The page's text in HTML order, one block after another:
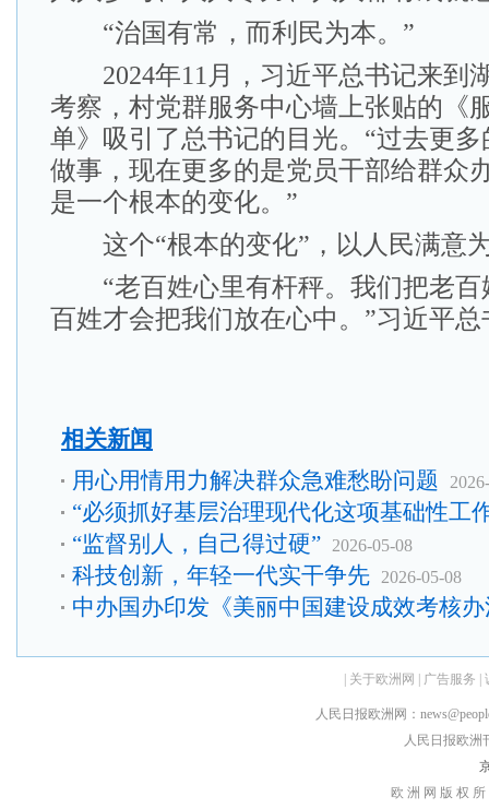
“治国有常，而利民为本。”
2024年11月，习近平总书记来到
考察，村党群服务中心墙上张贴的《
单》吸引了总书记的目光。“过去更
做事，现在更多的是党员干部给群众
是一个根本的变化。”
这个“根本的变化”，以人民满意
“老百姓心里有杆秤。我们把老百
百姓才会把我们放在心中。”习近平
相关新闻
用心用情用力解决群众急难愁盼问题
“必须抓好基层治理现代化这项基础性工
“监督别人，自己得过硬” 2026-05-08
科技创新，年轻一代实干争先 2026-05-08
中办国办印发《美丽中国建设成效考核
关于欧洲网 广告服务
人民日报欧洲网：
人民日报欧洲
欧 洲 网 版 权